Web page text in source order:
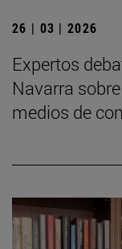
26 | 03 | 2026
Expertos
Navarra
medios de